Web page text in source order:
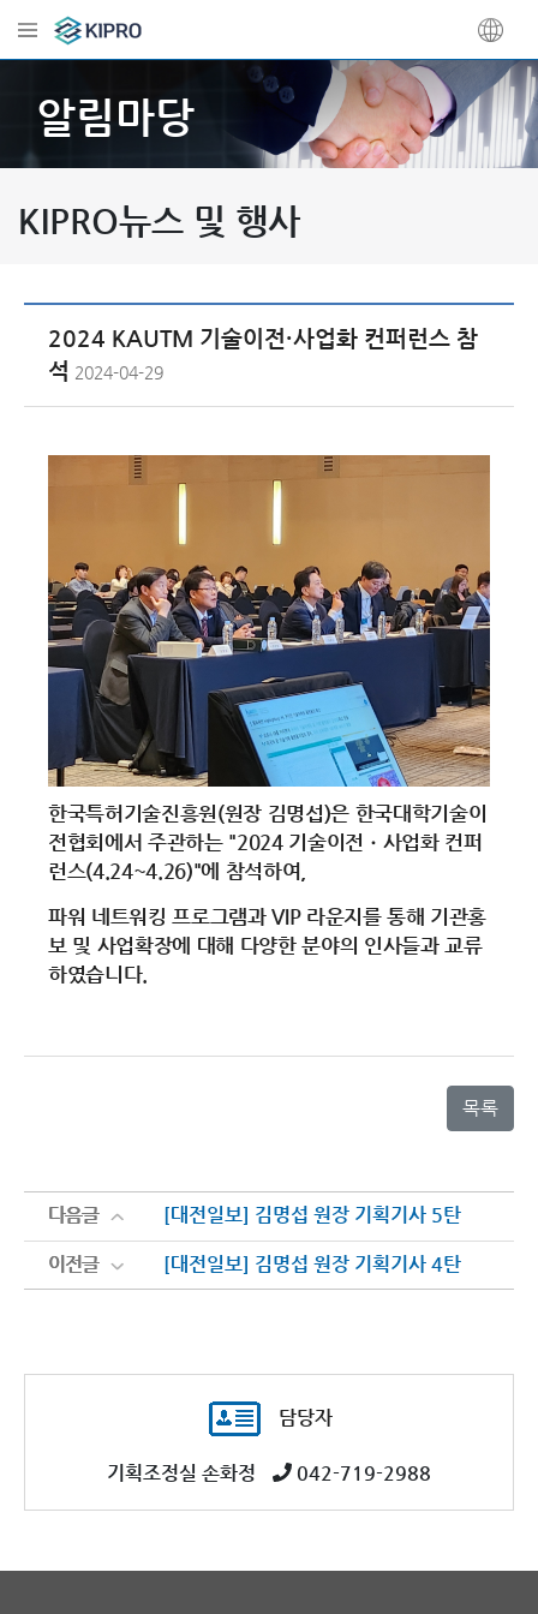
알림마당
KIPRO뉴스 및 행사
2024 KAUTM 기술이전·사업화 컨퍼런스 참
석 2024-04-29
한국특허기술진흥원(원장 김명섭)은 한국대학기술이
전협회에서 주관하는 "2024 기술이전ㆍ사업화 컨퍼
런스(4.24~4.26)"에 참석하여,
파워 네트워킹 프로그램과 VIP 라운지를 통해 기관홍
보 및 사업확장에 대해 다양한 분야의 인사들과 교류
하였습니다.
목록
다음글 [대전일보] 김명섭 원장 기획기사 5탄
다음글
이전글 [대전일보] 김명섭 원장 기획기사 4탄
이전글
담당자
기획조정실 손화정 042-719-2988